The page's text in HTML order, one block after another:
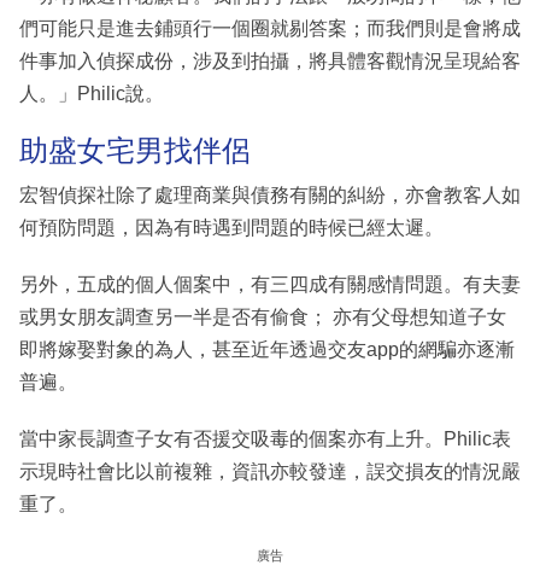
們可能只是進去鋪頭行一個圈就剔答案；而我們則是會將成
件事加入偵探成份，涉及到拍攝，將具體客觀情況呈現給客
人。」Philic說。
助盛女宅男找伴侶
宏智偵探社除了處理商業與債務有關的糾紛，亦會教客人如
何預防問題，因為有時遇到問題的時候已經太遲。
另外，五成的個人個案中，有三四成有關感情問題。有夫妻
或男女朋友調查另一半是否有偷食； 亦有父母想知道子女
即將嫁娶對象的為人，甚至近年透過交友app的網騙亦逐漸
普遍。
當中家長調查子女有否援交吸毒的個案亦有上升。Philic表
示現時社會比以前複雜，資訊亦較發達，誤交損友的情況嚴
重了。
廣告